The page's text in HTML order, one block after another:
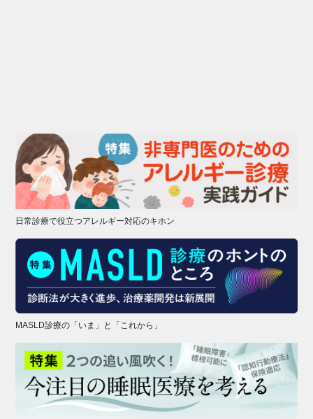
日常診療で役立つアレルギー対応のキホン
MASLD診療の「いま」と「これから」